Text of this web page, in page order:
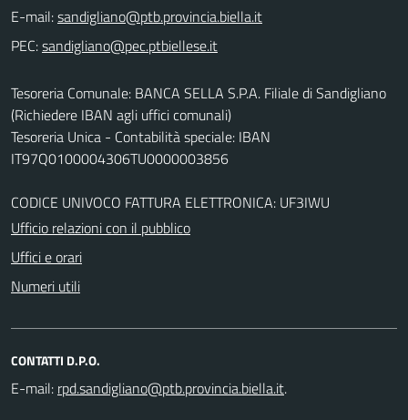
E-mail:
PEC:
Tesoreria Comunale: BANCA SELLA S.P.A. Filiale di Sandigliano
(Richiedere IBAN agli uffici comunali)
Tesoreria Unica - Contabilità speciale: IBAN
IT97Q0100004306TU0000003856
CODICE UNIVOCO FATTURA ELETTRONICA: UF3IWU
Ufficio relazioni con il pubblico
Uffici e orari
Numeri utili
CONTATTI D.P.O.
E-mail:
.